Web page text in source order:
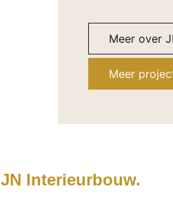
Meer over
Meer
JN Interieurbouw